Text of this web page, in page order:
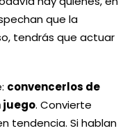
que la
tendrás que actuar
convencerlos de
juego. Convierte
tendencia. Si hablan